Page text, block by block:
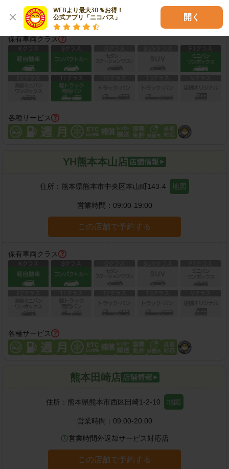
WEBより最大30％お得！
公式アプリ「ニコパス」
開く
この店舗で予約する
保有車両クラス
各種サービス
YH熊本本山店
住所： 熊本県熊本市中央区本山町143-4 地図
営業時間： 09:00-19:00
この店舗で予約する
保有車両クラス
各種サービス
熊本田崎店
住所： 熊本県熊本市西区田崎1-2-10 地図
営業時間： 09:00-20:00
営業時間外返却サービス対応店
この店舗で予約する